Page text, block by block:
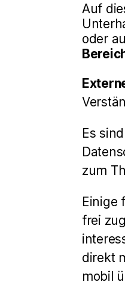
Auf
oder
Es
zum
Einige
frei
direkt
mobil